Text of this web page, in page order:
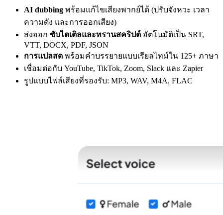
AI dubbing พร้อมแก้ไขเสียงพากย์ได้ (ปรับจังหวะ เวลา
ความดัง และการออกเสียง)
ส่งออก ซับไตเติลและทรานสคริปต์ อัตโนมัติเป็น SRT,
VTT, DOCX, PDF, JSON
การแปลสด พร้อมคำบรรยายแบบเรียลไทม์ใน 125+ ภาษา
เชื่อมต่อกับ YouTube, TikTok, Zoom, Slack และ Zapier
รูปแบบไฟล์เสียงที่รองรับ: MP3, WAV, M4A, FLAC